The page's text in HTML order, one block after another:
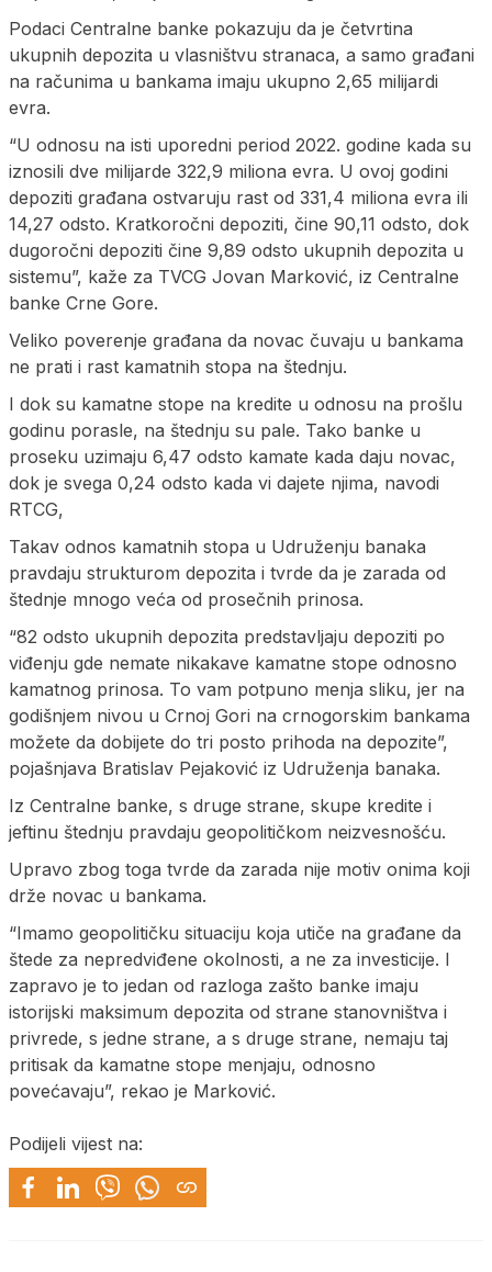
Podaci Centralne banke pokazuju da je četvrtina
ukupnih depozita u vlasništvu stranaca, a samo građani
na računima u bankama imaju ukupno 2,65 milijardi
evra.
“U odnosu na isti uporedni period 2022. godine kada su
iznosili dve milijarde 322,9 miliona evra. U ovoj godini
depoziti građana ostvaruju rast od 331,4 miliona evra ili
14,27 odsto. Kratkoročni depoziti, čine 90,11 odsto, dok
dugoročni depoziti čine 9,89 odsto ukupnih depozita u
sistemu”, kaže za TVCG Jovan Marković, iz Centralne
banke Crne Gore.
Veliko poverenje građana da novac čuvaju u bankama
ne prati i rast kamatnih stopa na štednju.
I dok su kamatne stope na kredite u odnosu na prošlu
godinu porasle, na štednju su pale. Tako banke u
proseku uzimaju 6,47 odsto kamate kada daju novac,
dok je svega 0,24 odsto kada vi dajete njima, navodi
RTCG,
Takav odnos kamatnih stopa u Udruženju banaka
pravdaju strukturom depozita i tvrde da je zarada od
štednje mnogo veća od prosečnih prinosa.
“82 odsto ukupnih depozita predstavljaju depoziti po
viđenju gde nemate nikakave kamatne stope odnosno
kamatnog prinosa. To vam potpuno menja sliku, jer na
godišnjem nivou u Crnoj Gori na crnogorskim bankama
možete da dobijete do tri posto prihoda na depozite”,
pojašnjava Bratislav Pejaković iz Udruženja banaka.
Iz Centralne banke, s druge strane, skupe kredite i
jeftinu štednju pravdaju geopolitičkom neizvesnošću.
Upravo zbog toga tvrde da zarada nije motiv onima koji
drže novac u bankama.
“Imamo geopolitičku situaciju koja utiče na građane da
štede za nepredviđene okolnosti, a ne za investicije. I
zapravo je to jedan od razloga zašto banke imaju
istorijski maksimum depozita od strane stanovništva i
privrede, s jedne strane, a s druge strane, nemaju taj
pritisak da kamatne stope menjaju, odnosno
povećavaju”, rekao je Marković.
Podijeli vijest na: